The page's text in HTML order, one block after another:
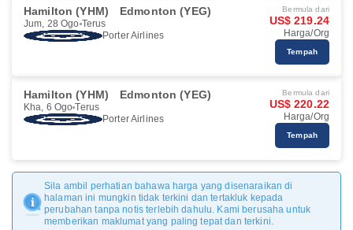
Hamilton (YHM) Edmonton (YEG)
Jum, 28 Ogo Terus
Porter Airlines
Bermula dari
US$ 219.24
Harga/Org
Tempah
Hamilton (YHM) Edmonton (YEG)
Kha, 6 Ogo Terus
Porter Airlines
Bermula dari
US$ 220.22
Harga/Org
Tempah
Sila ambil perhatian bahawa harga yang disenaraikan di
halaman ini mungkin tidak terkini dan tertakluk kepada
perubahan tanpa notis terlebih dahulu. Kami berusaha untuk
memberikan maklumat yang paling tepat dan terkini.